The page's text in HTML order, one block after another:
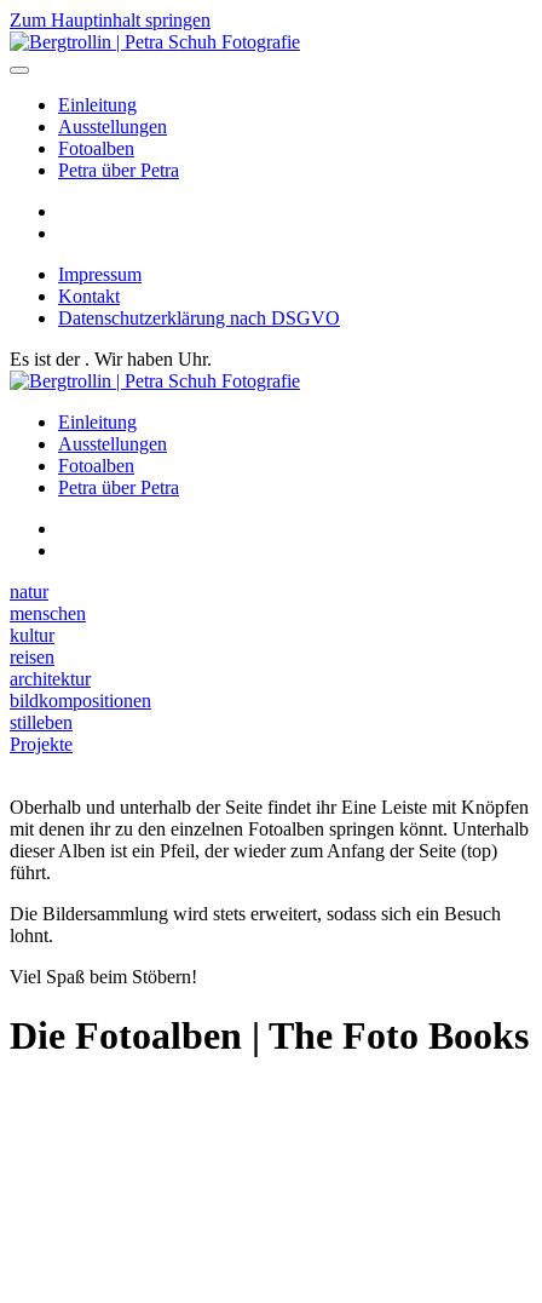
Zum Hauptinhalt springen
Einleitung
Ausstellungen
Fotoalben
Petra über Petra
Impressum
Kontakt
Datenschutzerklärung nach DSGVO
Es ist der . Wir haben Uhr.
Einleitung
Ausstellungen
Fotoalben
Petra über Petra
natur
menschen
kultur
reisen
architektur
bildkompositionen
stilleben
Projekte
Oberhalb und unterhalb der Seite findet ihr Eine Leiste mit Knöpfen
mit denen ihr zu den einzelnen Fotoalben springen könnt. Unterhalb
dieser Alben ist ein Pfeil, der wieder zum Anfang der Seite (top)
führt.
Die Bildersammlung wird stets erweitert, sodass sich ein Besuch
lohnt.
Viel Spaß beim Stöbern!
Die Fotoalben | The Foto Books